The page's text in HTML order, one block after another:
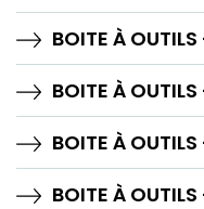
BOITE À
BOITE À
BOITE À
BOITE À